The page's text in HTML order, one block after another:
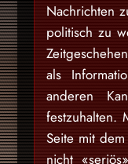
Nachrichten
politisch zu
als
anderen
festzuhalten.
Seite mit
nicht